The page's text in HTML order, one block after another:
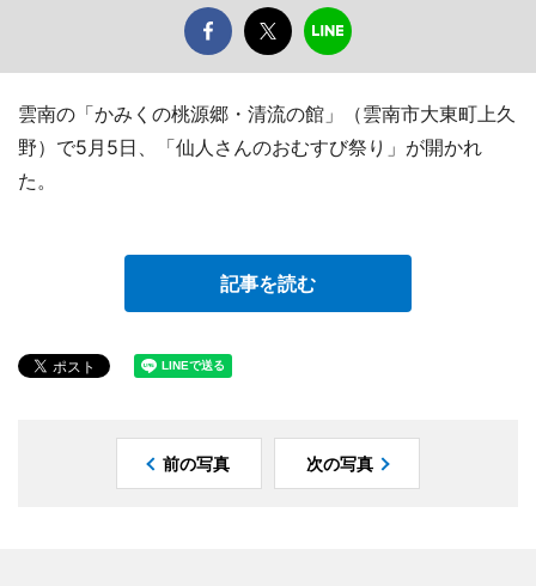
雲南の「かみくの桃源郷・清流の館」（雲南市大東町上久
野）で5月5日、「仙人さんのおむすび祭り」が開かれ
た。
記事を読む
前の写真 次の写真